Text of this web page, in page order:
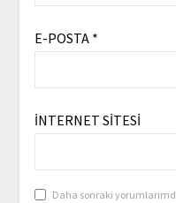
E-POSTA *
İNTERNET SITESI
Daha sonraki